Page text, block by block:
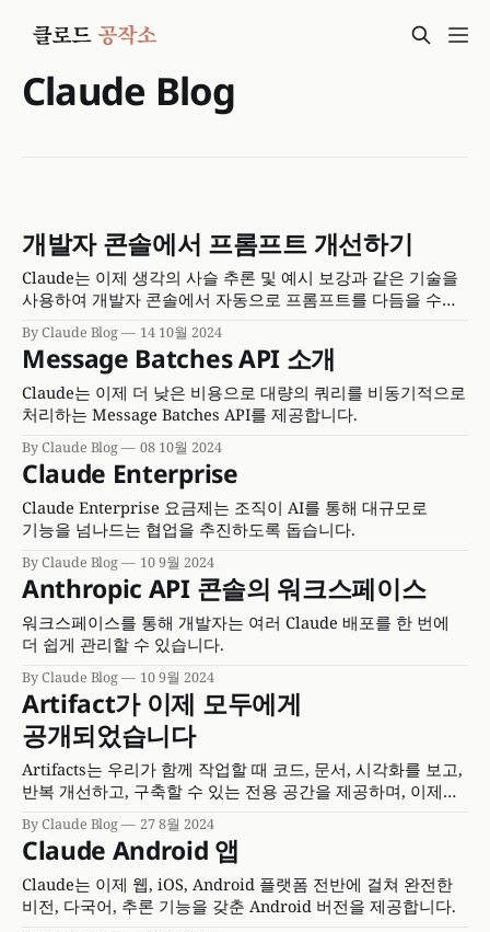
Claude Blog
개발자 콘솔에서 프롬프트 개선하기
Claude는 이제 생각의 사슬 추론 및 예시 보강과 같은 기술을
사용하여 개발자 콘솔에서 자동으로 프롬프트를 다듬을 수
있습니다.
By Claude Blog 14 10월 2024
Message Batches API 소개
Claude는 이제 더 낮은 비용으로 대량의 쿼리를 비동기적으로
처리하는 Message Batches API를 제공합니다.
By Claude Blog 08 10월 2024
Claude Enterprise
Claude Enterprise 요금제는 조직이 AI를 통해 대규모로
기능을 넘나드는 협업을 추진하도록 돕습니다.
By Claude Blog 10 9월 2024
Anthropic API 콘솔의 워크스페이스
워크스페이스를 통해 개발자는 여러 Claude 배포를 한 번에
더 쉽게 관리할 수 있습니다.
By Claude Blog 10 9월 2024
Artifact가 이제 모두에게
공개되었습니다
Artifacts는 우리가 함께 작업할 때 코드, 문서, 시각화를 보고,
반복 개선하고, 구축할 수 있는 전용 공간을 제공하며, 이제
모든 요금제와 모바일 앱에서 사용할 수 있습니다.
By Claude Blog 27 8월 2024
Claude Android 앱
Claude는 이제 웹, iOS, Android 플랫폼 전반에 걸쳐 완전한
비전, 다국어, 추론 기능을 갖춘 Android 버전을 제공합니다.